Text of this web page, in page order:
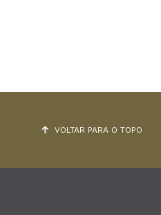
VOLTAR PARA O TOPO